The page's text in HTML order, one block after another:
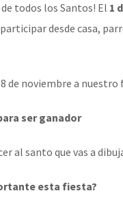
todos los Santos! El 1
desde casa,
de noviembre a nuestro
ser ganador
al santo que vas a
esta fiesta?